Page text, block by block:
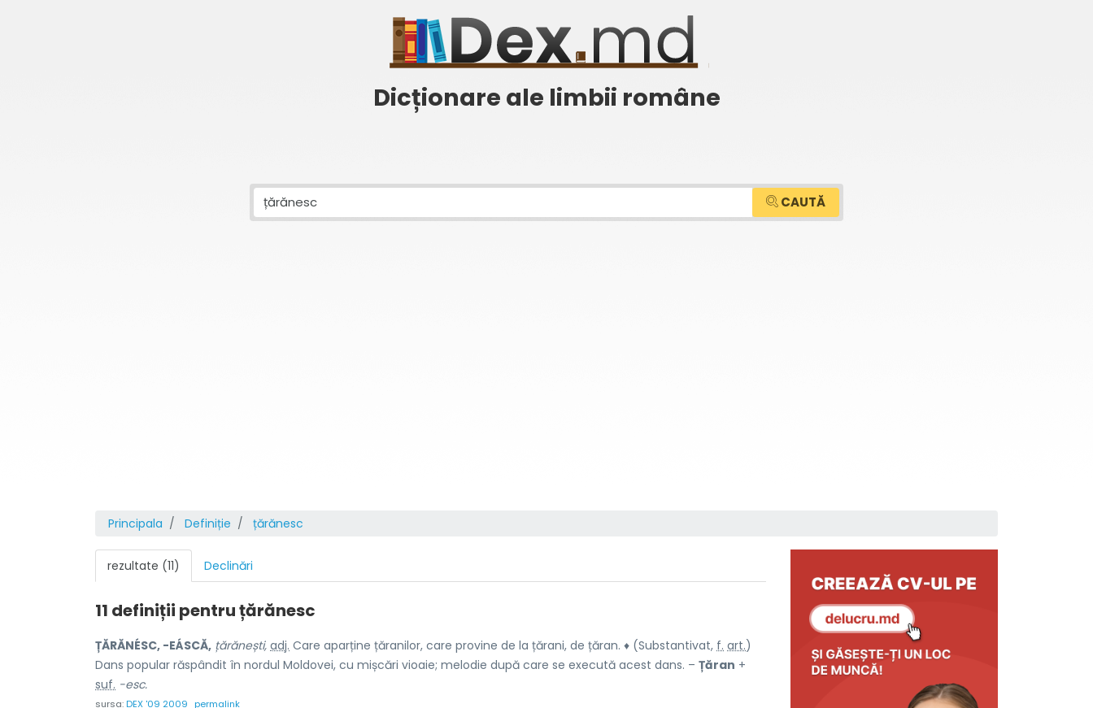
Dicționare ale limbii române
CAUTĂ
Principala Definiție țărănesc
rezultate (11) Declinări
11 definiții pentruțărănesc
ȚĂRĂNÉSC, -EÁSCĂ, țărănești, adj. Care aparține țăranilor, care provine de la țărani, de țăran. ♦ (Substantivat, f. art.)
Dans popular răspândit în nordul Moldovei, cu mișcări vioaie; melodie după care se execută acest dans. – Țăran +
suf. -esc.
sursa:DEX '09 2009 permalink